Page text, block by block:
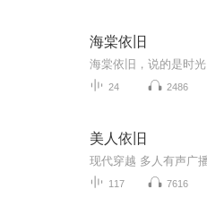
海棠依旧
24 2486
美人依旧
现代穿越 多人有声广
117 7616